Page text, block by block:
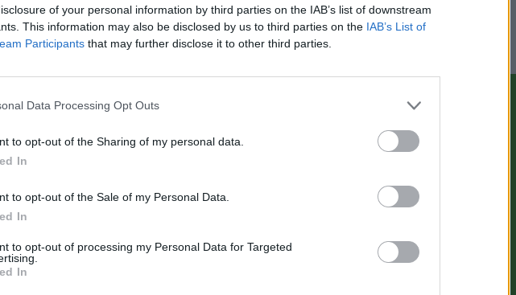
of your personal information by third parties on the IAB’s list of downstream
This information may also be disclosed by us to third parties on the IAB’s List of
Participants that may further disclose it to other third parties.
Data Processing Opt Outs
to opt-out of the Sharing of my personal data.
In
to opt-out of the Sale of my Personal Data.
In
to opt-out of processing my Personal Data for Targeted
In